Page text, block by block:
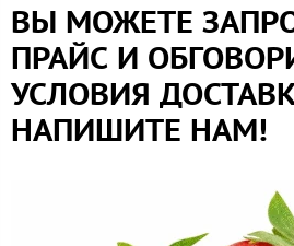
ВЫ МОЖЕТЕ
ПРАЙС И
УСЛОВИЯ
НАПИШИТЕ НАМ!